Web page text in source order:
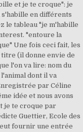
et je te croque": je
en différents
le tableau "je m'habille
"entoure la
Une fois ceci fait, les
(il donne envie de
l'on va lire: nom du
dont il va
par Céline
idée et nous avons
je te croque par
Guettier, Ecole des
fournir une entrée